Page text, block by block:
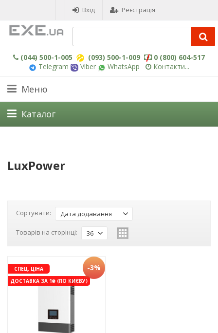
Вхід Реєстрація
(044) 500-1-005 (093) 500-1-009
0 (800) 604-517
Telegram
Viber WhatsApp Контакти...
Меню
Каталог
LuxPower
Сортувати: Дата додавання
Товарів на сторінці: 36
СПЕЦ. ЦІНА
ДОСТАВКА ЗА 1₴ (ПО КИЄВУ)
-3%